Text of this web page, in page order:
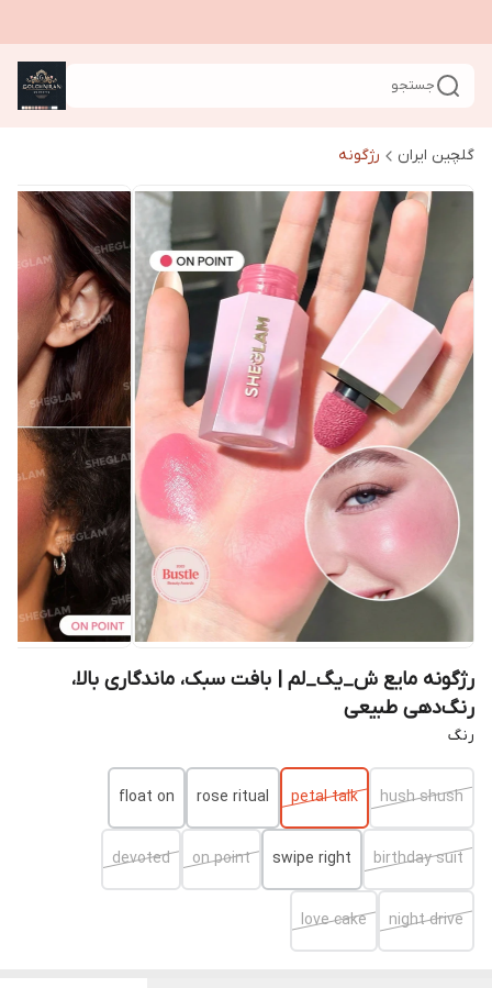
جستجو
گلچین ایران رژگونه
رژگونه مایع ش_یگ_لم | بافت سبک، ماندگاری بالا،
رنگ‌دهی طبیعی
رنگ
hush shush
petal talk
rose ritual
float on
birthday suit
swipe right
on point
devoted
night drive
love cake